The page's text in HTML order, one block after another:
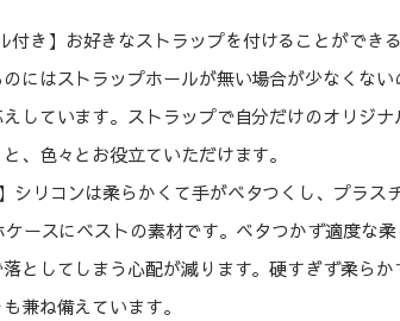
付き】お好きなストラップを付けることができ
にはストラップホールが無い場合が少なくな
しています。ストラップで自分だけのオリジ
、色々とお役立ていただけます。
シリコンは柔らかくて手がベタつくし、プラス
ースにベストの素材です。ベタつかず適度な
としてしまう心配が減ります。硬すぎず柔ら
兼ね備えています。